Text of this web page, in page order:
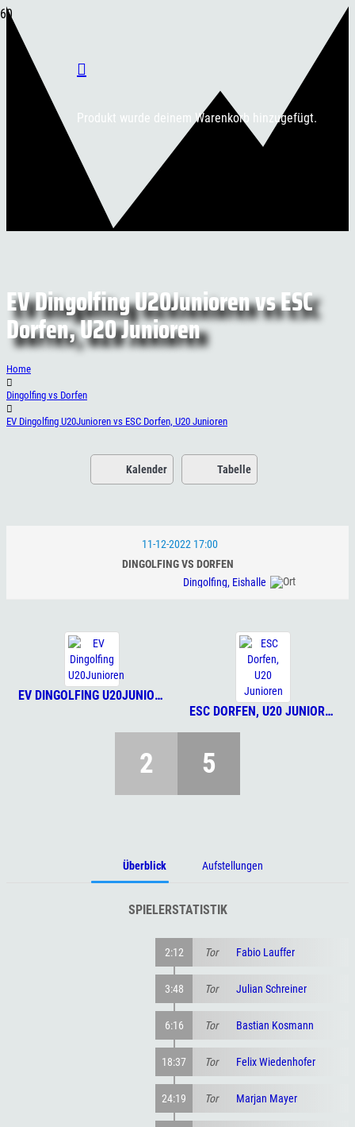
Produkt wurde deinem Warenkorb hinzugefügt.
EV Dingolfing U20Junioren vs ESC
Dorfen, U20 Junioren
Home
Dingolfing vs Dorfen
EV Dingolfing U20Junioren vs ESC Dorfen, U20 Junioren
Kalender Tabelle
11-12-2022 17:00
DINGOLFING VS DORFEN
Dingolfing, Eishalle
EV DINGOLFING U20JUNIOREN
ESC DORFEN, U20 JUNIOREN
2 5
Überblick Aufstellungen
SPIELERSTATISTIK
2:12 Tor Fabio Lauffer
3:48 Tor Julian Schreiner
6:16 Tor Bastian Kosmann
18:37 Tor Felix Wiedenhofer
24:19 Tor Marjan Mayer